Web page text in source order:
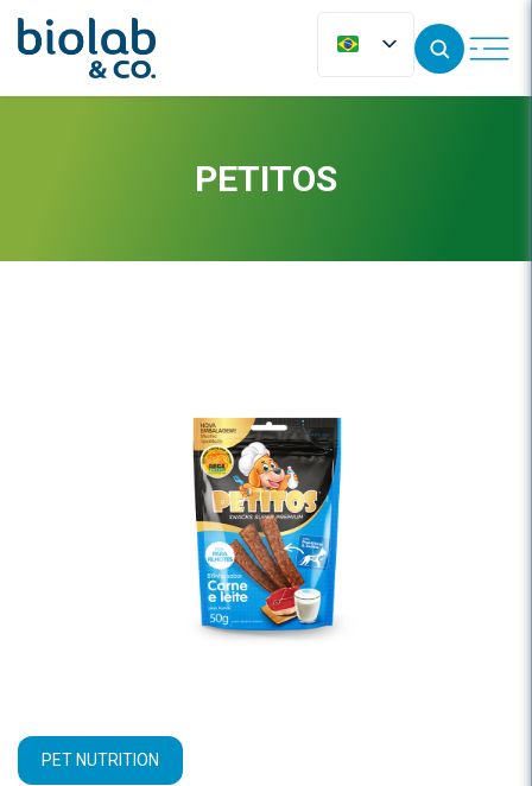
PETITOS
PET NUTRITION